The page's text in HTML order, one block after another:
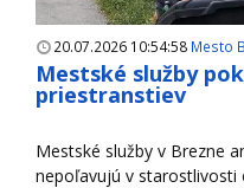
20.07.2026 10:54:58 Mesto
Mestské služby
priestranstiev
Mestské služby v Brezne
nepoľavujú v starostlivosti